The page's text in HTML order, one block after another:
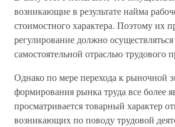
возникающие в результате найма
стоимостного характера. Поэтому их
регулирование должно
самостоятельной отраслью трудового
Однако по мере перехода к рыночной
формирования рынка труда все более
просматривается товарный характер
возникающих по поводу трудовой